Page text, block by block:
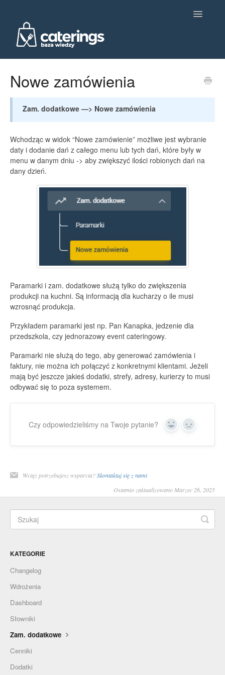
Toggle
Obsługa klienta i komunikacja
Analityka
Integracje
Nowe zamówienia
Zam. dodatkowe —> Nowe zamówienia
Wchodząc w widok “Nowe zamówienie” możliwe jest wybranie
daty i dodanie dań z całego menu lub tych dań, które były w
menu w danym dniu -> aby zwiększyć ilości robionych dań na
dany dzień.
Paramarki i zam. dodatkowe służą tylko do zwiększenia
produkcji na kuchni. Są informacją dla kucharzy o ile musi
wzrosnąć produkcja.
Przykładem paramarki jest np. Pan Kanapka, jedzenie dla
przedszkola, czy jednorazowy event cateringowy.
Paramarki nie służą do tego, aby generować zamówienia i
faktury, nie można ich połączyć z konkretnymi klientami. Jeżeli
mają być jeszcze jakieś dodatki, strefy, adresy, kurierzy to musi
odbywać się to poza systemem.
Czy odpowiedzieliśmy na Twoje pytanie? Yes No
Wciąż potrzebujesz wsparcia?Skontaktuj się z nami
Ostatnio zaktualizowano Marzec 26, 2025
KATEGORIE
Changelog
Wdrożenia
Dashboard
Słowniki
Zam. dodatkowe
Cenniki
Dodatki